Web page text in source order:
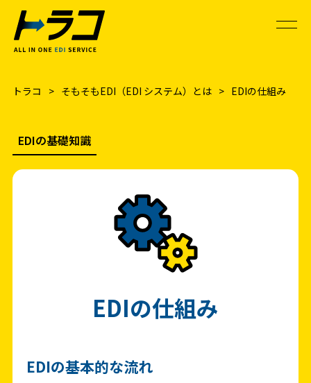
主な機能
EDIの基礎知識
EDIの用語集
導入事例
個人情報保護方針
トラコ > そもそもEDI（EDI システム）とは > EDIの仕組み
EDIの基礎知識
EDIの仕組み
EDIの基本的な流れ